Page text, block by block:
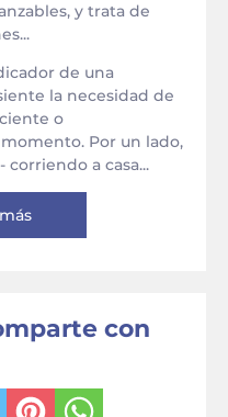
y trata de
de una
la necesidad de
o
Por un lado,
corriendo a casa...
con